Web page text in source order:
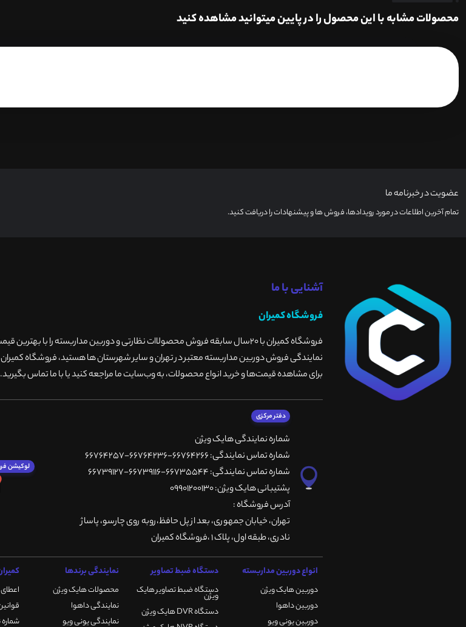
محصولات مشابه با این محصول را در پایین میتوانید مشاهده کنید
عضویت در خبرنامه ما
تمام آخرین اطلاعات در مورد رویدادها، فروش ها و پیشنهادات را دریافت کنید.
آشنایی با ما
فروشگاه کمیران
فروشگاه کمیران با ۲۰سال سابقه فروش محصولاات نظارتی و دوربین مداربسته را با
نمایندگی فروش دوربین مداربسته معتبر در تهران و سایر شهرستان ها هستید، فروشگاه
برای مشاهده قیمت‌ها و خرید انواع محصولات، به وب‌سایت ما مراجعه کنید یا با ما تماس بگیرید.
دفتر مرکزی
شماره نمایندگی هایک ویژن
شماره تماس نمایندگی: 66764266-66764236-66764257
شماره تماس نمایندگی: 66735544-66739116-66739127
پشتیبانی هایک ویژن: 09901200130
آدرس فروشگاه :
تهران، خيابان جمهوری، بعد از پل حافظ،روبه روی چارسو، پاساژ
نادری، طبقه اول، پلاک 1 ،فروشگاه کمیران
لوکیشن
انواع دوربین مداربسته
دوربین هایک ویژن
دوربین داهوا
دوربین یونی ویو
دستگاه ضبط تصاویر
دستگاه ضبط تصاویر هایک
ویژن
دستگاه DVR هایک ویژن
نمایندگی برندها
محصولات هایک ویژن
نمایندگی داهوا
نمایندگی یونی ویو